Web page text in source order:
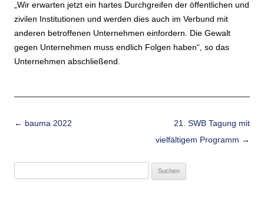
„Wir erwarten jetzt ein hartes Durchgreifen der öffentlichen und
zivilen Institutionen und werden dies auch im Verbund mit
anderen betroffenen Unternehmen einfordern. Die Gewalt
gegen Unternehmen muss endlich Folgen haben“, so das
Unternehmen abschließend.
Beitrags-Navigation
← bauma 2022
21. SWB Tagung mit
vielfältigem Programm →